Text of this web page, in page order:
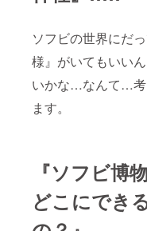
ソフビの世界にだ
様』がいてもいい
いかな…なんて…考
ます。
『ソフビ博
どこにでき